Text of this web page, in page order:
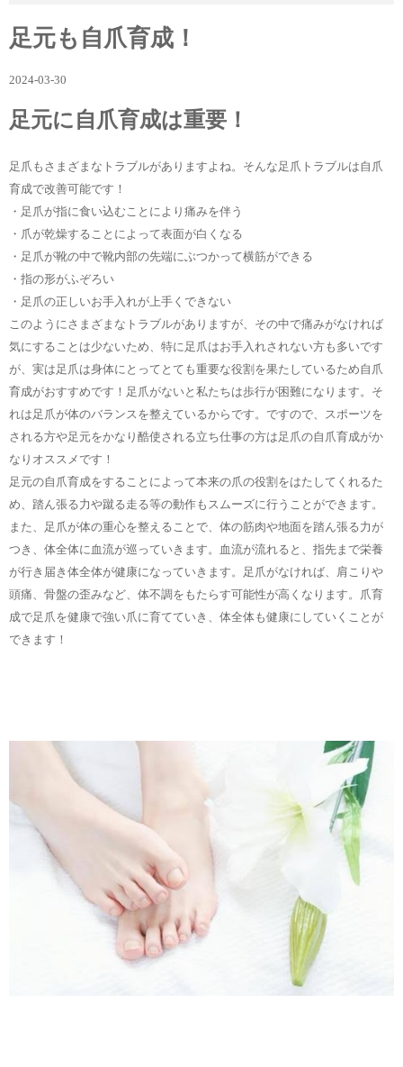
足元も自爪育成！
2024-03-30
足元に自爪育成は重要！
足爪もさまざまなトラブルがありますよね。そんな足爪トラブルは自爪
育成で改善可能です！
・足爪が指に食い込むことにより痛みを伴う
・爪が乾燥することによって表面が白くなる
・足爪が靴の中で靴内部の先端にぶつかって横筋ができる
・指の形がふぞろい
・足爪の正しいお手入れが上手くできない
このようにさまざまなトラブルがありますが、その中で痛みがなければ
気にすることは少ないため、特に足爪はお手入れされない方も多いです
が、実は足爪は身体にとってとても重要な役割を果たしているため自爪
育成がおすすめです！足爪がないと私たちは歩行が困難になります。そ
れは足爪が体のバランスを整えているからです。ですので、スポーツを
される方や足元をかなり酷使される立ち仕事の方は足爪の自爪育成がか
なりオススメです！
足元の自爪育成をすることによって本来の爪の役割をはたしてくれるた
め、踏ん張る力や蹴る走る等の動作もスムーズに行うことができます。
また、足爪が体の重心を整えることで、体の筋肉や地面を踏ん張る力が
つき、体全体に血流が巡っていきます。血流が流れると、指先まで栄養
が行き届き体全体が健康になっていきます。足爪がなければ、肩こりや
頭痛、骨盤の歪みなど、体不調をもたらす可能性が高くなります。爪育
成で足爪を健康で強い爪に育てていき、体全体も健康にしていくことが
できます！